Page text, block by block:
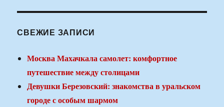
СВЕЖИЕ ЗАПИСИ
Москва Махачкала самолет: комфортное
путешествие между столицами
Девушки Березовский: знакомства в уральском
городе с особым шармом